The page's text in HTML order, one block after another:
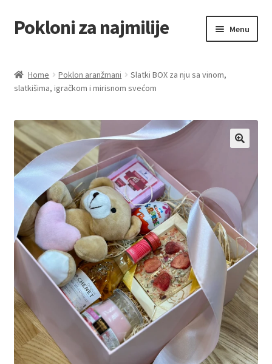
Skip
to
Skip
to
Pokloni za najmilije Menu
Akcija za dan zaljubljenih
Baloni
Blog
Čaj i kafa
Cart
Checkout
Corporate gifts
Craft
Home Poklon aranžmani
Slatki BOX za nju sa vinom,
slatkišima, igračkom i mirisnom svećom